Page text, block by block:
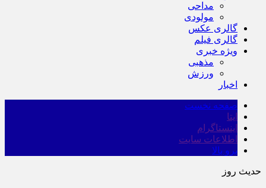
مداحی
مولودی
گالری عکس
گالری فیلم
ویژه خبری
مذهبی
ورزش
اخبار
صفحه نخست
ایتا
اینستاگرام
اطلاعات سایت
برو بالا
حدیث روز